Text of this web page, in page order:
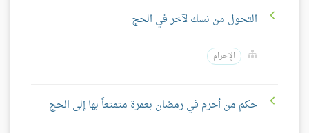
التحول من نسك لآخر في الحج
الإحرام
حكم من أحرم في رمضان بعمرة متمتعاً بها إلى الحج